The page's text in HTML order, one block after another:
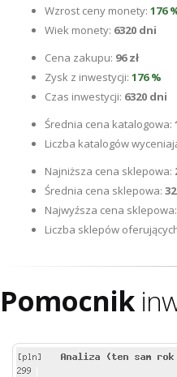
Wzrost ceny monety: 176
Wiek monety: 6320 dni
Cena zakupu: 96 zł
Zysk z inwestycji: 176 %
Czas inwestycji: 6320 dni
Średnia cena katalogowa:
Liczba katalogów
Najniższa cena sklepowa:
Średnia cena sklepowa:
Najwyźsza cena sklepowa:
Liczba sklepów
Pomocnik